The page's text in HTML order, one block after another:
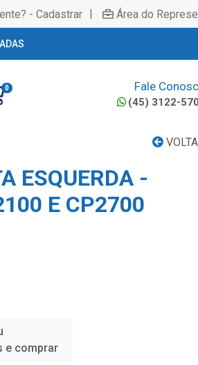
- Cadastrar | Área do
0 Fale
(45) 3122-
ESQUERDA -
E CP2700
e comprar